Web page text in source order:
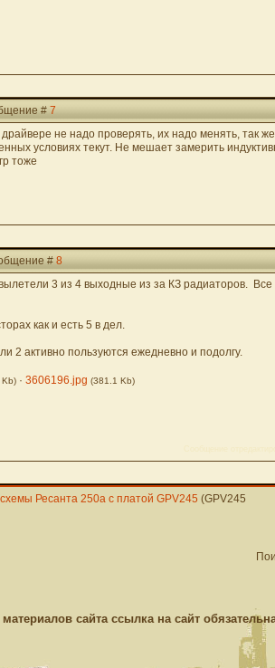
#7
не надо проверять, их надо менять, так
условиях текут. Не мешает замерить
тоже
#8
3 из 4 выходные из за КЗ радиаторов. Все
как и есть 5 в дел.
2 активно пользуются ежедневно и подолгу.
Kb) · 3606196.jpg (381.1 Kb)
Ресанта 250а с платой GPV245 (GPV245
сайта ссылка на сайт